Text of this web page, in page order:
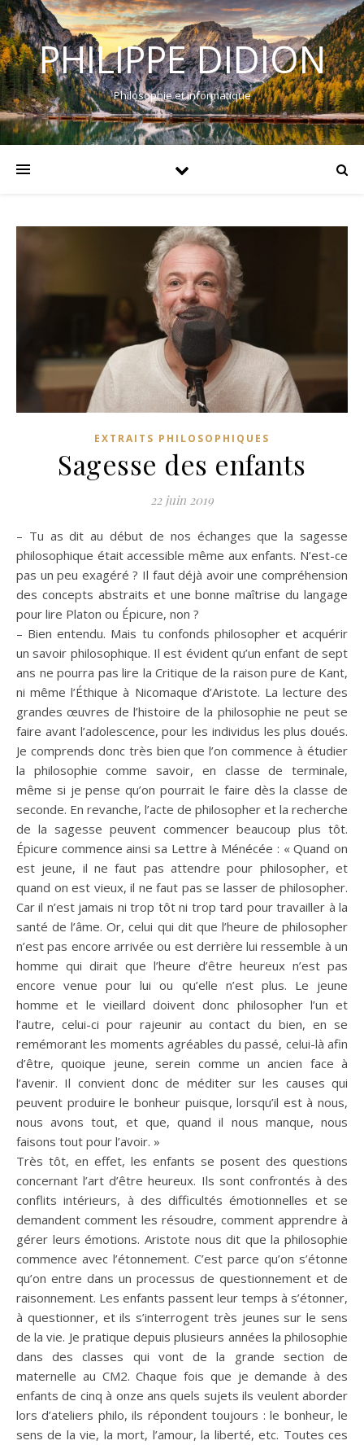
PHILIPPE DIDION
Philosophie et informatique
EXTRAITS PHILOSOPHIQUES
Sagesse des enfants
22 juin 2019
– Tu as dit au début de nos échanges que la sagesse
philosophique était accessible même aux enfants. N’est-ce
pas un peu exagéré ? Il faut déjà avoir une compréhension
des concepts abstraits et une bonne maîtrise du langage
pour lire Platon ou Épicure, non ?
– Bien entendu. Mais tu confonds philosopher et acquérir
un savoir philosophique. Il est évident qu’un enfant de sept
ans ne pourra pas lire la Critique de la raison pure de Kant,
ni même l’Éthique à Nicomaque d’Aristote. La lecture des
grandes œuvres de l’histoire de la philosophie ne peut se
faire avant l’adolescence, pour les individus les plus doués.
Je comprends donc très bien que l’on commence à étudier
la philosophie comme savoir, en classe de terminale,
même si je pense qu’on pourrait le faire dès la classe de
seconde. En revanche, l’acte de philosopher et la recherche
de la sagesse peuvent commencer beaucoup plus tôt.
Épicure commence ainsi sa Lettre à Ménécée : « Quand on
est jeune, il ne faut pas attendre pour philosopher, et
quand on est vieux, il ne faut pas se lasser de philosopher.
Car il n’est jamais ni trop tôt ni trop tard pour travailler à la
santé de l’âme. Or, celui qui dit que l’heure de philosopher
n’est pas encore arrivée ou est derrière lui ressemble à un
homme qui dirait que l’heure d’être heureux n’est pas
encore venue pour lui ou qu’elle n’est plus. Le jeune
homme et le vieillard doivent donc philosopher l’un et
l’autre, celui-ci pour rajeunir au contact du bien, en se
remémorant les moments agréables du passé, celui-là afin
d’être, quoique jeune, serein comme un ancien face à
l’avenir. Il convient donc de méditer sur les causes qui
peuvent produire le bonheur puisque, lorsqu’il est à nous,
nous avons tout, et que, quand il nous manque, nous
faisons tout pour l’avoir. »
Très tôt, en effet, les enfants se posent des questions
concernant l’art d’être heureux. Ils sont confrontés à des
conflits intérieurs, à des difficultés émotionnelles et se
demandent comment les résoudre, comment apprendre à
gérer leurs émotions. Aristote nous dit que la philosophie
commence avec l’étonnement. C’est parce qu’on s’étonne
qu’on entre dans un processus de questionnement et de
raisonnement. Les enfants passent leur temps à s’étonner,
à questionner, et ils s’interrogent très jeunes sur le sens
de la vie. Je pratique depuis plusieurs années la philosophie
dans des classes qui vont de la grande section de
maternelle au CM2. Chaque fois que je demande à des
enfants de cinq à onze ans quels sujets ils veulent aborder
lors d’ateliers philo, ils répondent toujours : le bonheur, le
sens de la vie, la mort, l’amour, la liberté, etc. Toutes ces